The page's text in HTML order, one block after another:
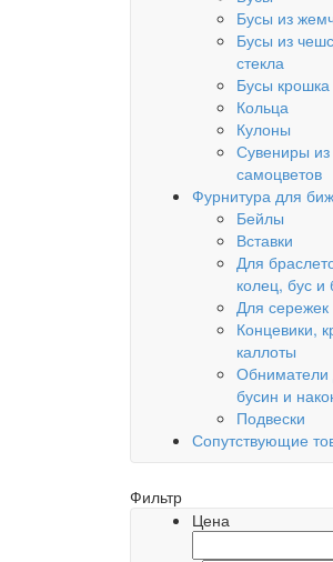
Бусы из
Бусы из
стекла
Бусы крошка
Кольца
Кулоны
Сувениры из
самоцветов
Фурнитура для
Бейлы
Вставки
Для
колец, бус и
Для сережек
Концевики,
каллоты
Обниматели
бусин и
Подвески
Сопутствующие
Фильтр
Цена